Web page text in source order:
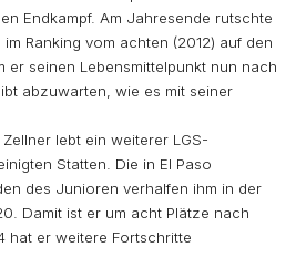
Endkampf. Am Jahresende rutschte
im Ranking vom achten (2012) auf den
er seinen Lebensmittelpunkt nun nach
abzuwarten, wie es mit seiner
lebt ein weiterer LGS-
Statten. Die in El Paso
des Junioren verhalfen ihm in der
Damit ist er um acht Plätze nach
hat er weitere Fortschritte